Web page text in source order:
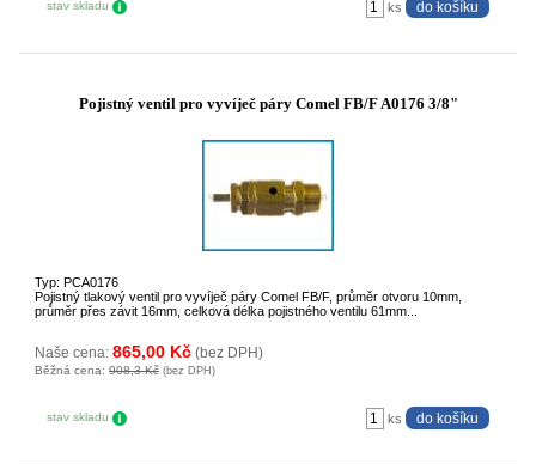
stav skladu ks
Pojistný ventil pro vyvíječ páry Comel FB/F A0176 3/8"
Typ: PCA0176
Pojistný tlakový ventil pro vyvíječ páry Comel FB/F, průměr otvoru 10mm,
průměr přes závit 16mm, celková délka pojistného ventilu 61mm...
Naše cena: 865,00 Kč (bez DPH)
Běžná cena: 908,3 Kč (bez DPH)
stav skladu ks